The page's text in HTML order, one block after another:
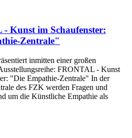
Kunst im Schaufenster:
Zentrale"
inmitten einer großen
FRONTAL - Kunst
"Die Empathie-Zentrale" In der
des FZK werden Fragen und
um die Künstliche Empathie als